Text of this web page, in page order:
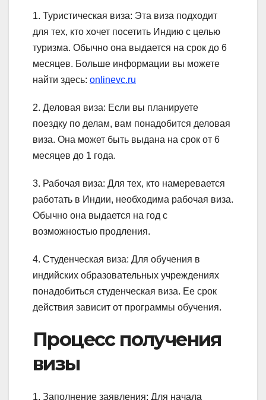
1. Туристическая виза: Эта виза подходит
для тех, кто хочет посетить Индию с целью
туризма. Обычно она выдается на срок до 6
месяцев. Больше информации вы можете
найти здесь: onlinevc.ru
2. Деловая виза: Если вы планируете
поездку по делам, вам понадобится деловая
виза. Она может быть выдана на срок от 6
месяцев до 1 года.
3. Рабочая виза: Для тех, кто намеревается
работать в Индии, необходима рабочая виза.
Обычно она выдается на год с
возможностью продления.
4. Студенческая виза: Для обучения в
индийских образовательных учреждениях
понадобиться студенческая виза. Ее срок
действия зависит от программы обучения.
Процесс получения
визы
1. Заполнение заявления: Для начала